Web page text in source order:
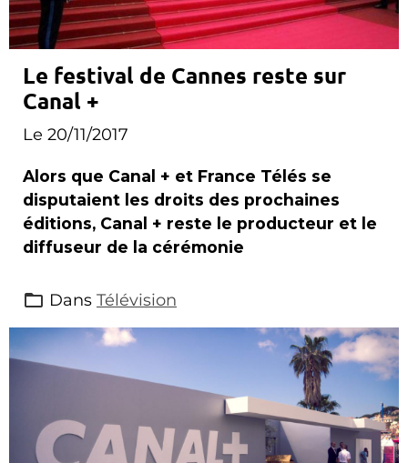
Le festival de Cannes reste sur
Canal +
Le 20/11/2017
Alors que Canal + et France Télés se
disputaient les droits des prochaines
éditions, Canal + reste le producteur et le
diffuseur de la cérémonie
Dans Télévision